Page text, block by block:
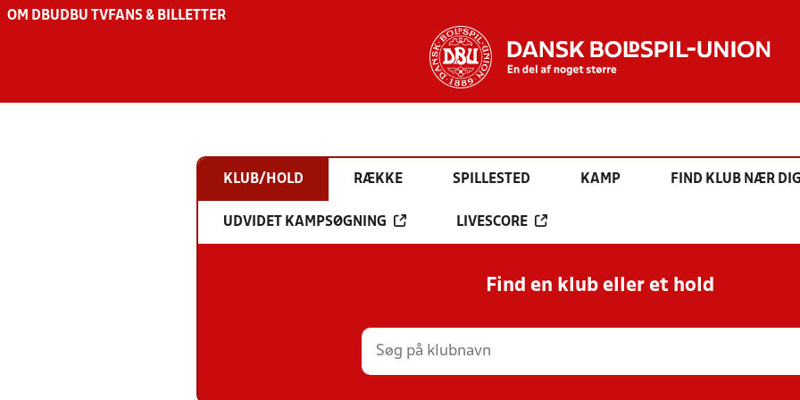
OM DBU DBU TV FANS & BILLETTER
KLUB/HOLD RÆKKE SPILLESTED KAMP FIND KLUB NÆR
UDVIDET KAMPSØGNING LIVESCORE
Find en klub eller et hold